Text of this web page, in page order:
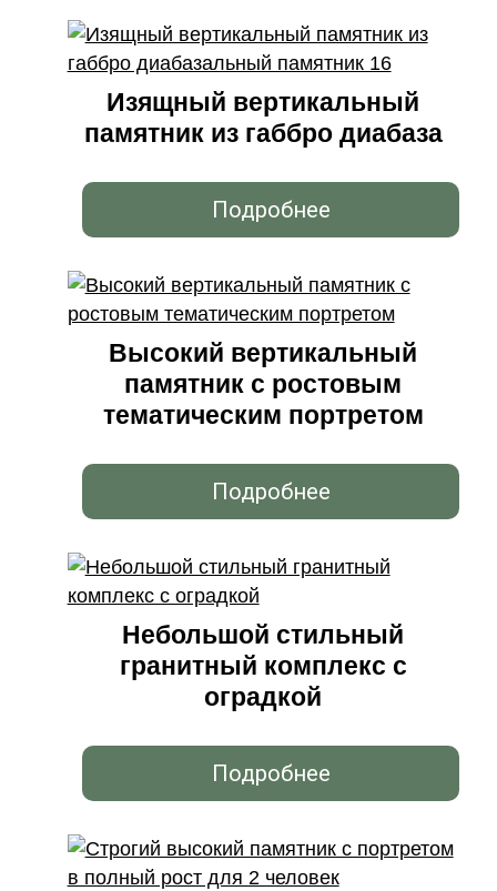
Изящный вертикальный
памятник из габбро диабаза
Подробнее
Высокий вертикальный
памятник с ростовым
тематическим портретом
Подробнее
Небольшой стильный
гранитный комплекс с
оградкой
Подробнее